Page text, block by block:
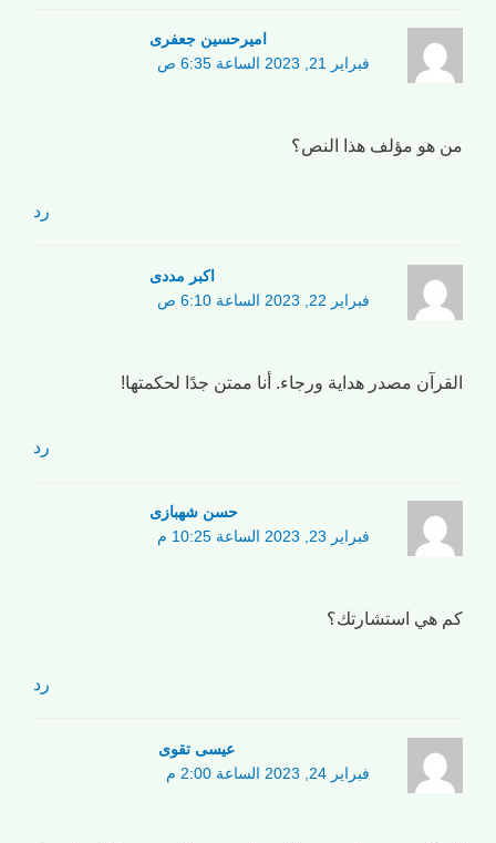
امیرحسین جعفری
فبراير 21, 2023 الساعة 6:35 ص
من هو مؤلف هذا النص؟
رد
اکبر مددی
فبراير 22, 2023 الساعة 6:10 ص
القرآن مصدر هداية ورجاء. أنا ممتن جدًا لحكمتها!
رد
حسن شهبازی
فبراير 23, 2023 الساعة 10:25 م
كم هي استشارتك؟
رد
عیسی تقوی
فبراير 24, 2023 الساعة 2:00 م